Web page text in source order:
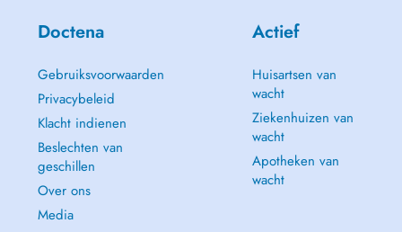
Doctena
Gebruiksvoorwaarden
Privacybeleid
Klacht indienen
Beslechten van
geschillen
Over ons
Media
Actief
Huisartsen van
wacht
Ziekenhuizen van
wacht
Apotheken van
wacht